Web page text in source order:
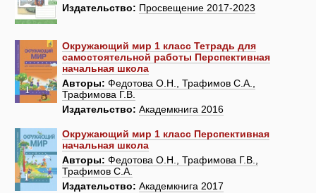
Издательство: Просвещение 2017-2023
Окружающий мир 1 класс Тетрадь для
самостоятельной работы Перспективная
начальная школа
Авторы: Федотова О.Н., Трафимов С.А.,
Трафимова Г.В.
Издательство: Академкнига 2016
Окружающий мир 1 класс Перспективная
начальная школа
Авторы: Федотова О.Н., Трафимова Г.В.,
Трафимов С.А.
Издательство: Академкнига 2017